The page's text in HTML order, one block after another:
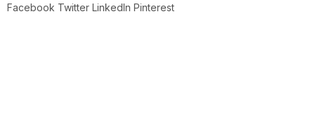
Facebook Twitter LinkedIn Pinterest